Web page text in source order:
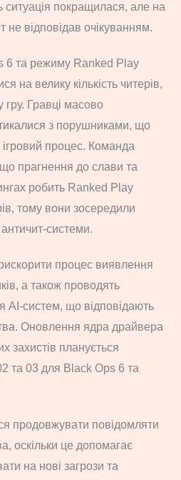
ситуація покращилася, але на
не відповідав очікуванням.
6 та режиму Ranked Play
на велику кількість читерів,
Гравці масово
з порушниками, що
процес. Команда
прагнення до слави та
робить Ranked Play
тому вони зосередили
системи.
процес виявлення
а також проводять
AI-систем, що відповідають
Оновлення ядра драйвера
захистів планується
та 03 для Black Ops 6 та
продовжувати повідомляти
оскільки це допомагає
на нові загрози та